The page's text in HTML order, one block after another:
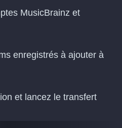
MusicBrainz et
enregistrés à ajouter à
et lancez le transfert